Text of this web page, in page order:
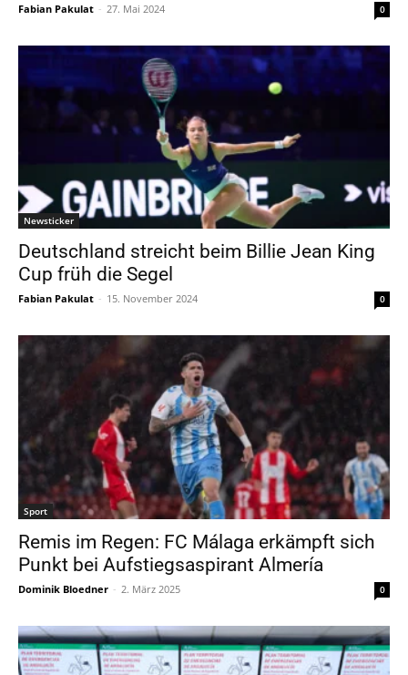
Fabian Pakulat - 27. Mai 2024 0
Newsticker
Deutschland streicht beim Billie Jean King
Cup früh die Segel
Fabian Pakulat - 15. November 2024 0
Sport
Remis im Regen: FC Málaga erkämpft sich
Punkt bei Aufstiegsaspirant Almería
Dominik Bloedner - 2. März 2025 0